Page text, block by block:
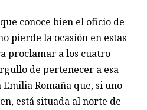
conoce bien el oficio de
pierde la ocasión en estas
proclamar a los cuatro
de pertenecer a esa
Romaña que, si uno
está situada al norte de